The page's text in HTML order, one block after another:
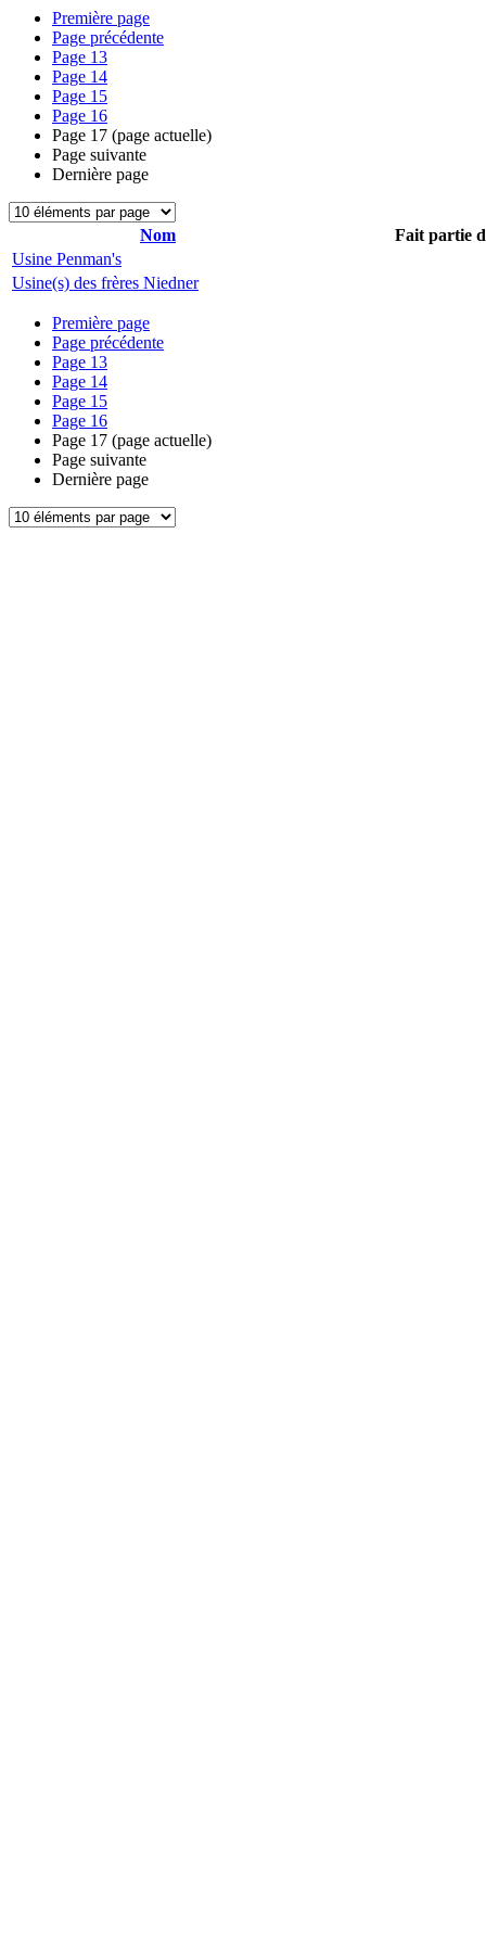
Première page
Page précédente
Page 13
Page 14
Page 15
Page 16
Page 17 (page actuelle)
Page suivante
Dernière page
Nom
Fait partie
Usine Penman's
Usine(s) des frères Niedner
Première page
Page précédente
Page 13
Page 14
Page 15
Page 16
Page 17 (page actuelle)
Page suivante
Dernière page